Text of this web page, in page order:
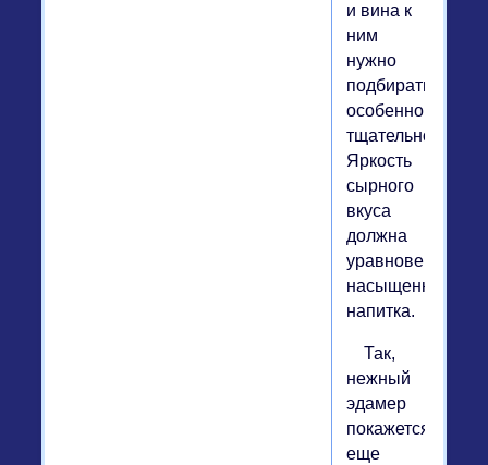
и вина к
ним
нужно
подбирать
особенно
тщательно.
Яркость
сырного
вкуса
должна
насыщенностью
напитка.
Так,
нежный
эдамер
покажется
еще